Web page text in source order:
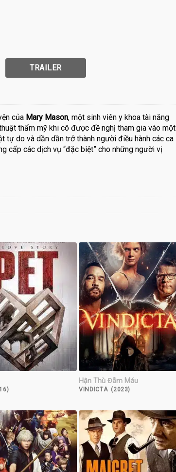
TRAILER
của Mary Mason, một sinh viên y khoa tài năng
thẩm mỹ khi cô được đề nghị tham gia vào một
tự do và dần dần trở thành người điều hành các ca
cấp các dịch vụ “đặc biệt” cho những người vị
Hận Thù Đẫm Máu
VINDICTA (2023)